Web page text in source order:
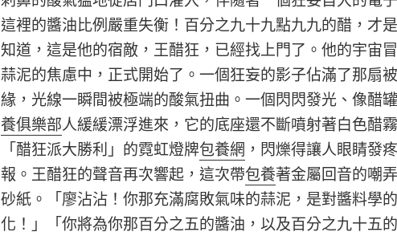
這裡的醬油比例嚴重失衡！百分之九十九點九九的醋，才
知道，這是他的宿敵，王醋狂，已經找上門了。他的宇宙
蒜泥的焦慮中，正式開始了。一個狂妄的影子佔滿了那扇
緣，光線一瞬間被極端的酸氣扭曲。一個閃閃發光、像醋
養俱樂部人緩緩漂浮進來，它的底座還不斷噴射著白色醋
「醋狂派大勝利」的霓虹燈牌包養網 ，閃爍得讓人眼睛發
報。王醋狂的聲音再次響起，這次帶包養著金屬回音的嘲
砂紙。「廖沾沾！你那充滿腐敗氣味的蒜泥，是對醬料學
化！」「你將為你那百分之五的醬油，以及百分之九十五